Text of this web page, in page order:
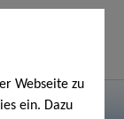
Webseite zu
ein. Dazu